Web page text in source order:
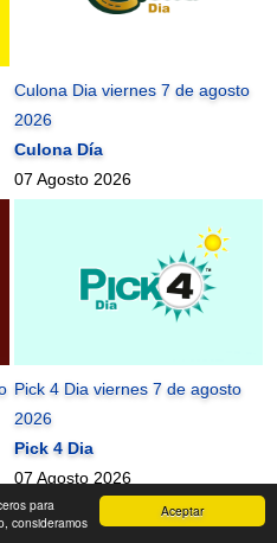
Aceptar
para
consideramos
Culona Dia viernes 7 de agosto
2026
Culona Día
07 Agosto 2026
Pick 4 Dia viernes 7 de agosto
2026
Pick 4 Dia
07 Agosto 2026
2010-2026 ©